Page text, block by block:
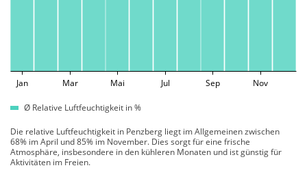
Jan Mar Mai Jul Sep Nov
Ø Relative Luftfeuchtigkeit in %
Die relative Luftfeuchtigkeit in Penzberg liegt im Allgemeinen zwischen
68% im April und 85% im November. Dies sorgt für eine frische
Atmosphäre, insbesondere in den kühleren Monaten und ist günstig für
Aktivitäten im Freien.